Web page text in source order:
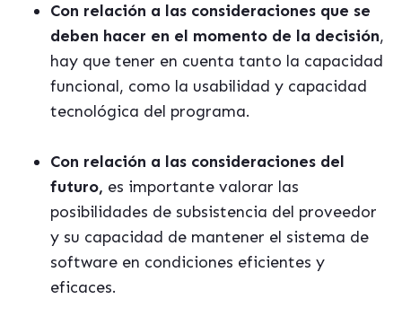
Con relación a las consideraciones que se
deben hacer en el momento de la decisión,
hay que tener en cuenta tanto la capacidad
funcional, como la usabilidad y capacidad
tecnológica del programa.
Con relación a las consideraciones del
futuro, es importante valorar las
posibilidades de subsistencia del proveedor
y su capacidad de mantener el sistema de
software en condiciones eficientes y
eficaces.